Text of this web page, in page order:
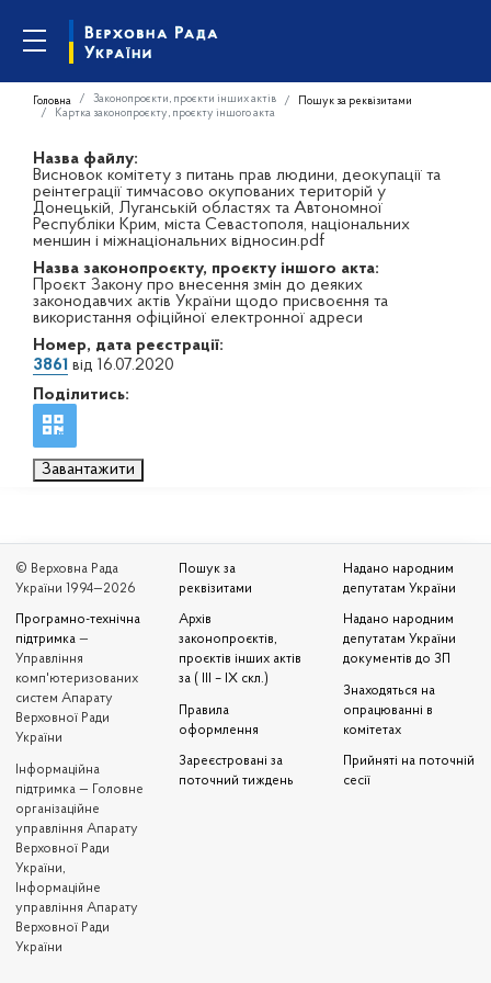
Головна Законопроєкти, проєкти інших актів
Пошук за реквізитами
Картка законопроєкту, проєкту іншого акта
Назва файлу:
Висновок комітету з питань прав людини, деокупації та
реінтеграції тимчасово окупованих територій у
Донецькій, Луганській областях та Автономної
Республіки Крим, міста Севастополя, національних
меншин і міжнаціональних відносин.pdf
Назва законопроєкту, проєкту іншого акта:
Проєкт Закону про внесення змін до деяких
законодавчих актів України щодо присвоєння та
використання офіційної електронної адреси
Номер, дата реєстрації:
3861 від 16.07.2020
Поділитись:
Завантажити
© Верховна Рада
України 1994—2026
Програмно-технічна
підтримка —
Управління
комп'ютеризованих
систем Апарату
Верховної Ради
України
Iнформаційна
підтримка — Головне
організаційне
управління Апарату
Верховної Ради
України,
Інформаційне
управління Апарату
Верховної Ради
України
Пошук за
реквізитами
Архів
законопроєктів,
проєктів інших актів
за ( III – IX скл.)
Правила
оформлення
Зареєстровані за
поточний тиждень
Надано народним
депутатам України
Надано народним
депутатам України
документів до ЗП
Знаходяться на
опрацюванні в
комітетах
Прийняті на поточній
сесії